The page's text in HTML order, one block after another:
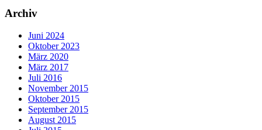
Archiv
Juni 2024
Oktober 2023
März 2020
März 2017
Juli 2016
November 2015
Oktober 2015
September 2015
August 2015